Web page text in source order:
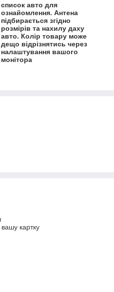
список авто для
ознайомлення. Антена
підбирається згідно
розмірів та нахилу даху
авто. Колір товару може
дещо відрізнятись через
налаштування вашого
монітора
картку